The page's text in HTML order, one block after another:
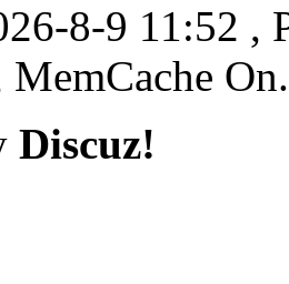
8-9 11:52 ,
MemCache On.
Discuz!